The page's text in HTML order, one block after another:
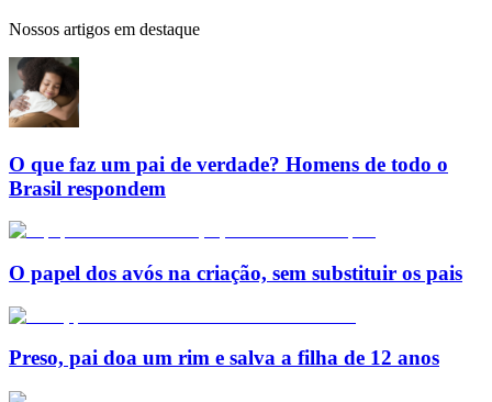
Nossos artigos em destaque
O que faz um pai de verdade? Homens de todo o
Brasil respondem
O papel dos avós na criação, sem substituir os pais
Preso, pai doa um rim e salva a filha de 12 anos